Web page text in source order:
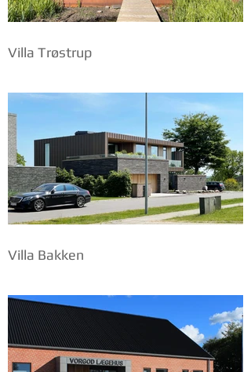
Villa Trøstrup
Villa Bakken